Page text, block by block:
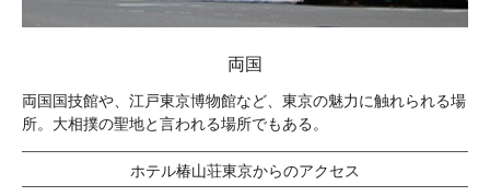
両国
両国国技館や、江戸東京博物館など、東京の魅力に触れられる場
所。大相撲の聖地と言われる場所でもある。
ホテル椿山荘東京からのアクセス